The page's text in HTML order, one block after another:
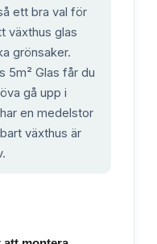
ett bra val för
växthus glas
grönsaker.
5m² Glas får du
gå upp i
en medelstor
växthus är